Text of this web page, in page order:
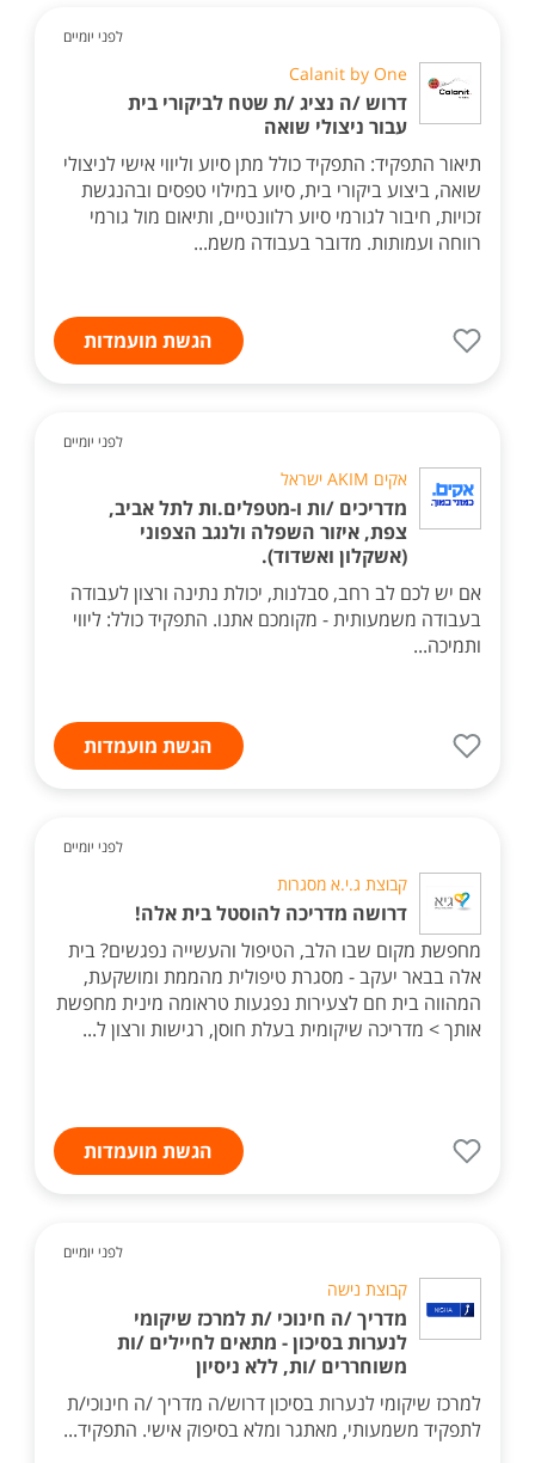
לפני יומיים
Calanit by One
דרוש /ה נציג /ת שטח לביקורי בית
עבור ניצולי שואה
תיאור התפקיד: התפקיד כולל מתן סיוע וליווי אישי לניצולי
שואה, ביצוע ביקורי בית, סיוע במילוי טפסים ובהנגשת
זכויות, חיבור לגורמי סיוע רלוונטיים, ותיאום מול גורמי
רווחה ועמותות. מדובר בעבודה משמ...
הגשת מועמדות
לפני יומיים
אקים AKIM ישראל
מדריכים /ות ו-מטפלים.ות לתל אביב,
צפת, איזור השפלה ולנגב הצפוני
(אשקלון ואשדוד).
אם יש לכם לב רחב, סבלנות, יכולת נתינה ורצון לעבודה
בעבודה משמעותית - מקומכם אתנו. התפקיד כולל: ליווי
ותמיכה...
הגשת מועמדות
לפני יומיים
קבוצת ג.י.א מסגרות
דרושה מדריכה להוסטל בית אלה!
מחפשת מקום שבו הלב, הטיפול והעשייה נפגשים? בית
אלה בבאר יעקב - מסגרת טיפולית מהממת ומושקעת,
המהווה בית חם לצעירות נפגעות טראומה מינית מחפשת
אותך > מדריכה שיקומית בעלת חוסן, רגישות ורצון ל...
הגשת מועמדות
לפני יומיים
קבוצת נישה
מדריך /ה חינוכי /ת למרכז שיקומי
לנערות בסיכון - מתאים לחיילים /ות
משוחררים /ות, ללא ניסיון
למרכז שיקומי לנערות בסיכון דרוש/ה מדריך /ה חינוכי/ת
לתפקיד משמעותי, מאתגר ומלא בסיפוק אישי. התפקיד...